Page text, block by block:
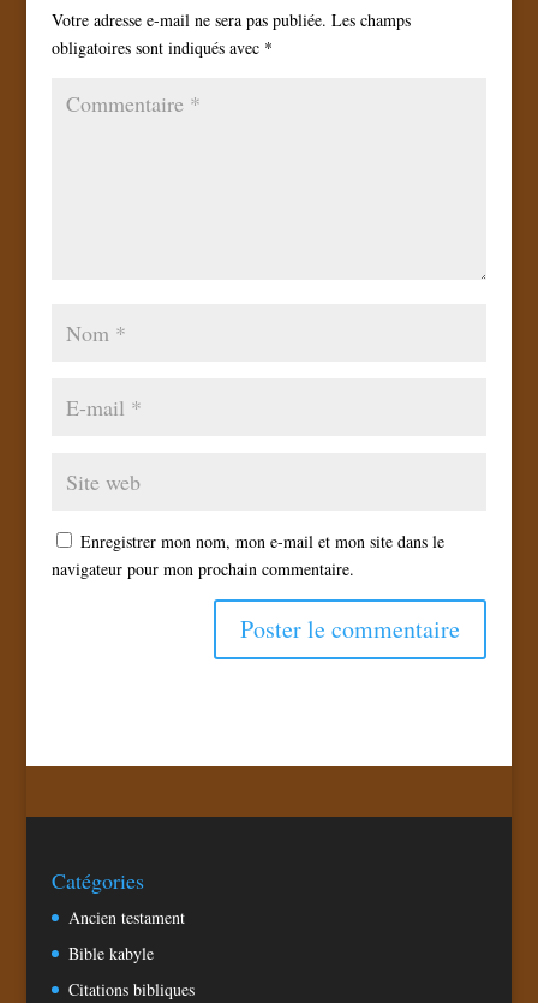
Votre adresse e-mail ne sera pas publiée. Les champs
obligatoires sont indiqués avec *
Enregistrer mon nom, mon e-mail et mon site dans le
navigateur pour mon prochain commentaire.
Catégories
Ancien testament
Bible kabyle
Citations bibliques